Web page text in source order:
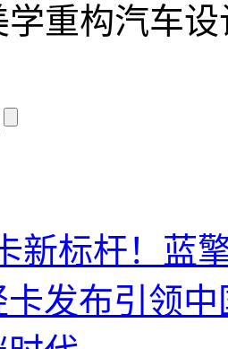
学重构汽车